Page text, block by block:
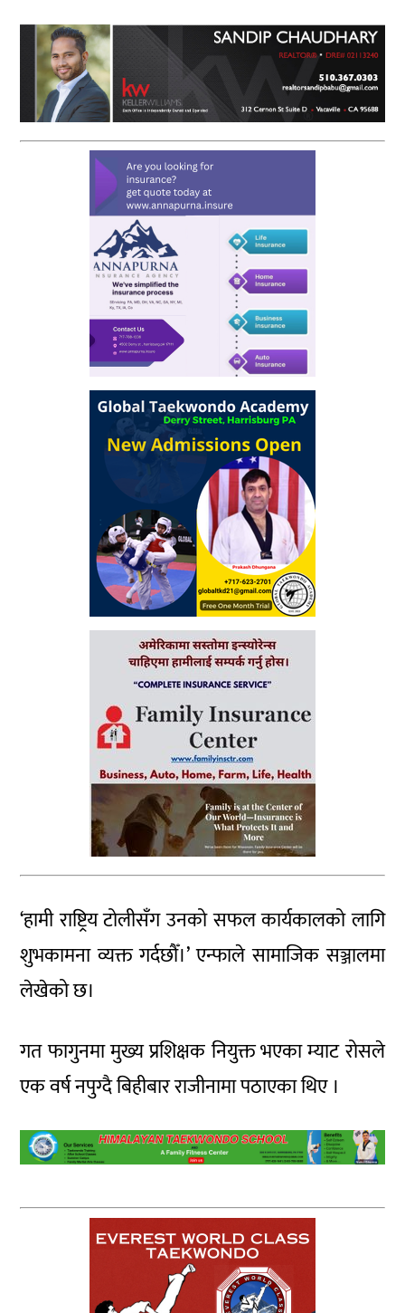
‘हामी राष्ट्रिय टोलीसँग उनको सफल कार्यकालको लागि
शुभकामना व्यक्त गर्दछौँ।’ एन्फाले सामाजिक सञ्जालमा
लेखेको छ।
गत फागुनमा मुख्य प्रशिक्षक नियुक्त भएका म्याट रोसले
एक वर्ष नपुग्दै बिहीबार राजीनामा पठाएका थिए ।